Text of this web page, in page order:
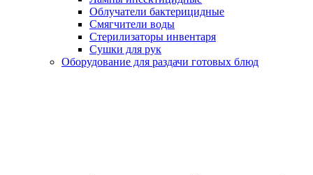
Облучатели бактерицидные
Смягчители воды
Стерилизаторы инвентаря
Сушки для рук
Оборудование для раздачи готовых блюд